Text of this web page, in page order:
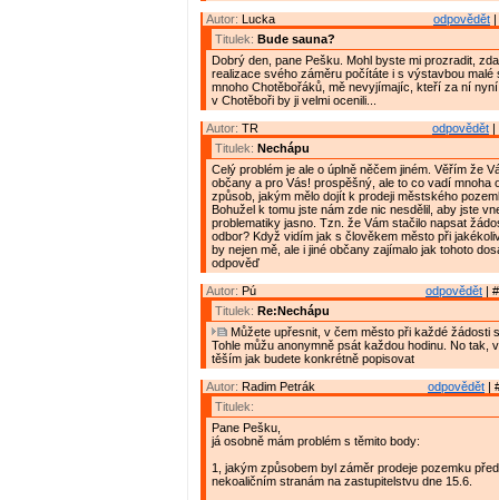
odpovědět
Autor: Lucka
Titulek: Bude sauna?
Dobrý den, pane Pešku. Mohl byste mi prozradit,
realizace svého záměru počítáte i s výstavbou malé
mnoho Chotěbořáků, mě nevyjímajíc, kteří za ní
v Chotěboři by ji velmi ocenili...
odpovědět |
Autor: TR
Titulek: Nechápu
Celý problém je ale o úplně něčem jiném. Věřím že
občany a pro Vás! prospěšný, ale to co vadí mnoha
způsob, jakým mělo dojít k prodeji městského
Bohužel k tomu jste nám zde nic nesdělil, aby jste
problematiky jasno. Tzn. že Vám stačilo napsat
odbor? Když vidím jak s člověkem město při
by nejen mě, ale i jiné občany zajímalo jak tohoto
odpověď
odpovědět |
Autor: Pú
Titulek: Re:Nechápu
Můžete upřesnit, v čem město při každé žádosti
Tohle můžu anonymně psát každou hodinu. No tak,
těším jak budete konkrétně popisovat
odpovědět |
Autor: Radim Petrák
Titulek:
Pane Pešku,
já osobně mám problém s těmito body:
1, jakým způsobem byl záměr prodeje pozemku
nekoaličním stranám na zastupitelstvu dne 15.6.